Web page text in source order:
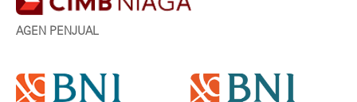
AGEN PENJUAL